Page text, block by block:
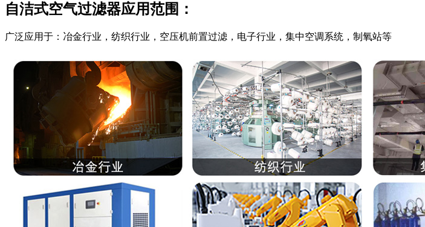
自洁式空气过滤器应用范围：
广泛应用于：冶金行业，纺织行业，空压机前置过滤，电子行业，集中空调系统，制氧站等